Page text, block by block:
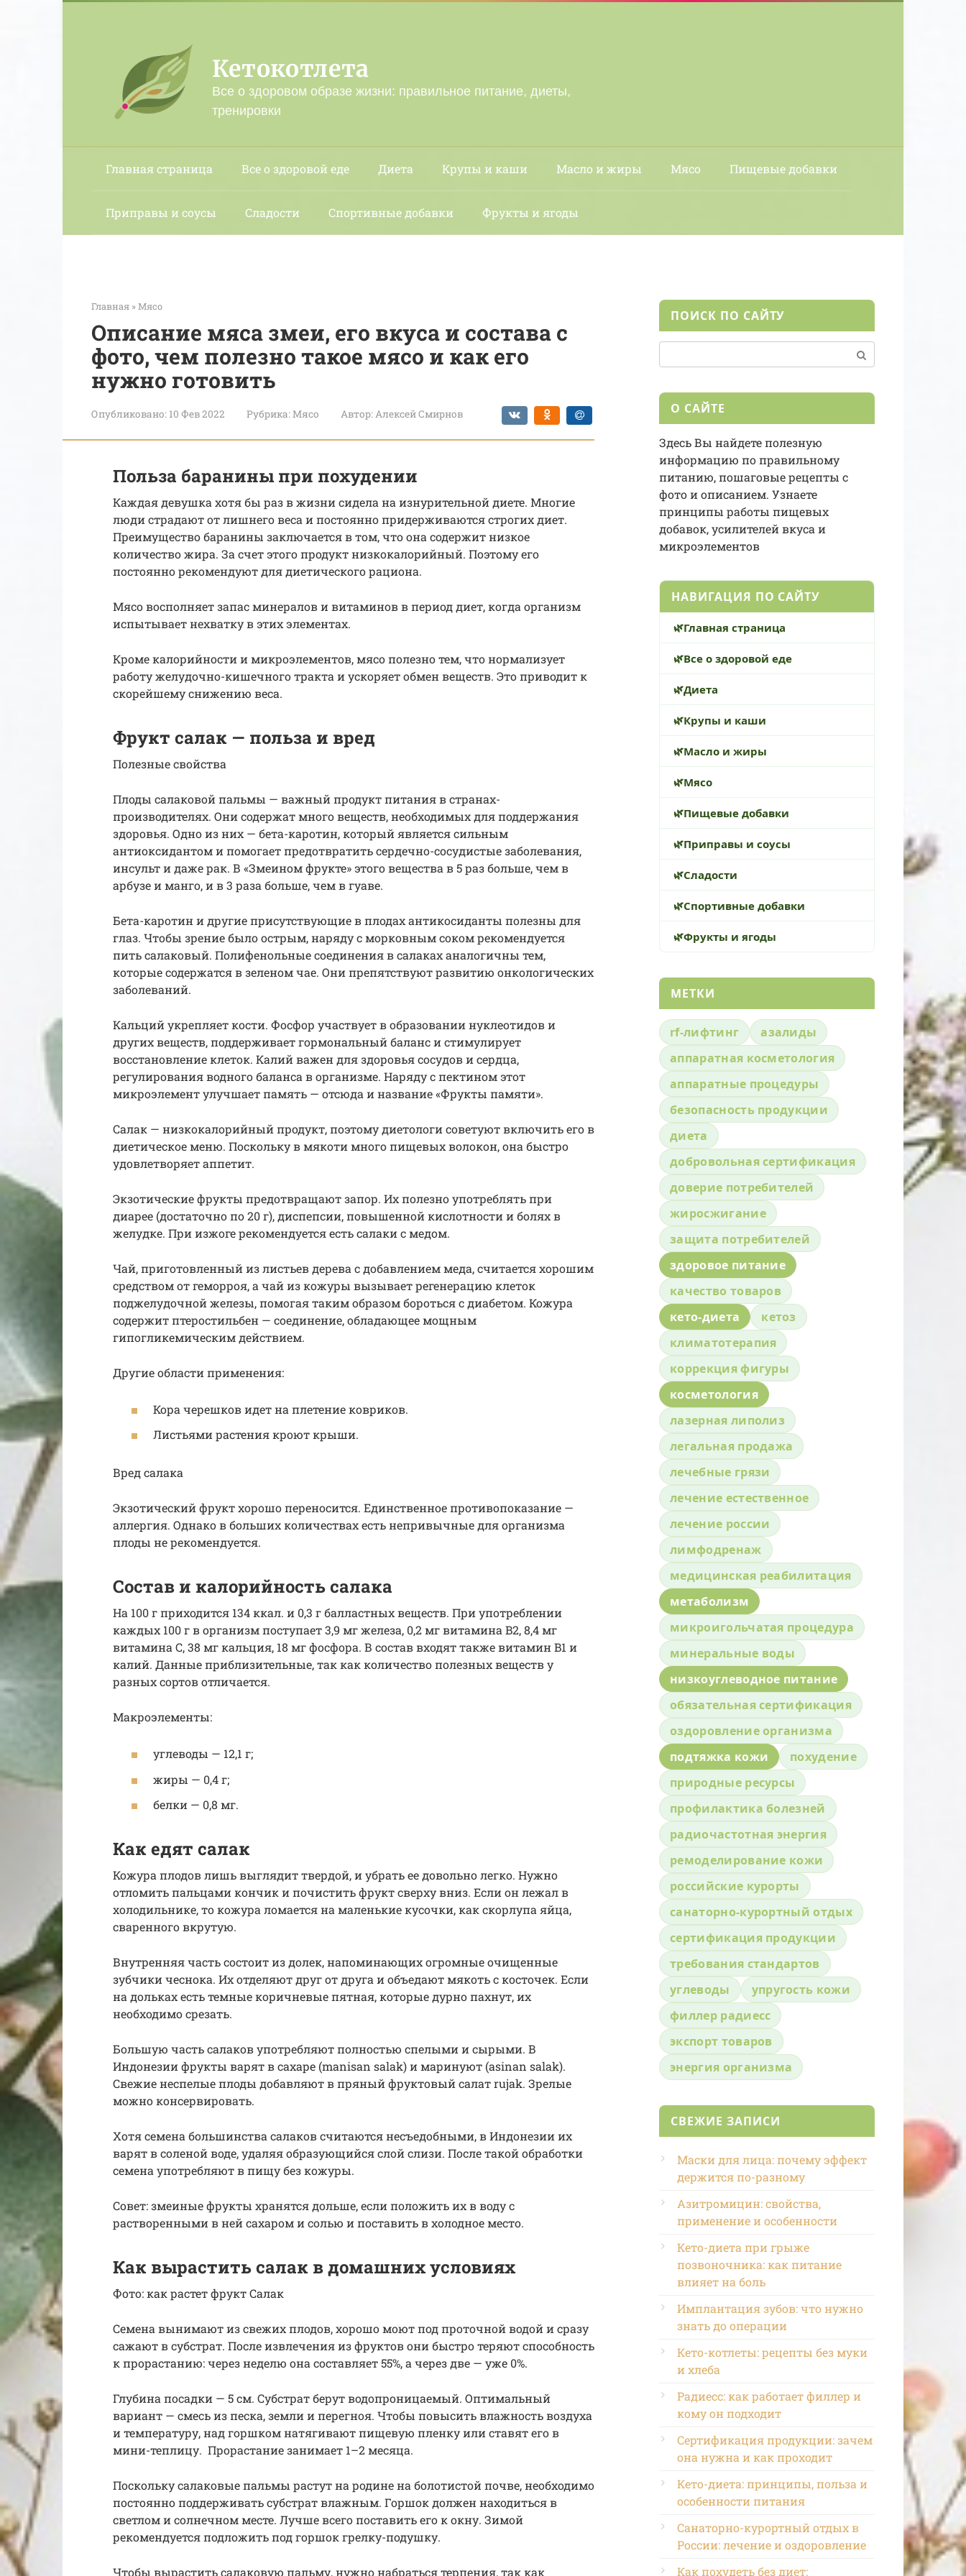
Кетокотлета
Все о здоровом образе жизни: правильное питание, диеты,
тренировки
Главная страница Все о здоровой еде Диета Крупы и каши Масло и жиры Мясо Пищевые добавки
Приправы и соусы Сладости Спортивные добавки Фрукты и ягоды
Главная »Мясо
Описание мяса змеи, его вкуса и состава с
фото, чем полезно такое мясо и как его
нужно готовить
Опубликовано: 10 Фев 2022 Рубрика:Мясо Автор:Алексей Смирнов
Польза баранины при похудении
Каждая девушка хотя бы раз в жизни сидела на изнурительной диете. Многие
люди страдают от лишнего веса и постоянно придерживаются строгих диет.
Преимущество баранины заключается в том, что она содержит низкое
количество жира. За счет этого продукт низкокалорийный. Поэтому его
постоянно рекомендуют для диетического рациона.
Мясо восполняет запас минералов и витаминов в период диет, когда организм
испытывает нехватку в этих элементах.
Кроме калорийности и микроэлементов, мясо полезно тем, что нормализует
работу желудочно-кишечного тракта и ускоряет обмен веществ. Это приводит к
скорейшему снижению веса.
Фрукт салак — польза и вред
Полезные свойства
Плоды салаковой пальмы — важный продукт питания в странах-
производителях. Они содержат много веществ, необходимых для поддержания
здоровья. Одно из них — бета-каротин, который является сильным
антиоксидантом и помогает предотвратить сердечно-сосудистые заболевания,
инсульт и даже рак. В «Змеином фрукте» этого вещества в 5 раз больше, чем в
арбузе и манго, и в 3 раза больше, чем в гуаве.
Бета-каротин и другие присутствующие в плодах антикосиданты полезны для
глаз. Чтобы зрение было острым, наряду с морковным соком рекомендуется
пить салаковый. Полифенольные соединения в салаках аналогичны тем,
которые содержатся в зеленом чае. Они препятствуют развитию онкологических
заболеваний.
Кальций укрепляет кости. Фосфор участвует в образовании нуклеотидов и
других веществ, поддерживает гормональный баланс и стимулирует
восстановление клеток. Калий важен для здоровья сосудов и сердца,
регулирования водного баланса в организме. Наряду с пектином этот
микроэлемент улучшает память — отсюда и название «Фрукты памяти».
Салак — низкокалорийный продукт, поэтому диетологи советуют включить его в
диетическое меню. Поскольку в мякоти много пищевых волокон, она быстро
удовлетворяет аппетит.
Экзотические фрукты предотвращают запор. Их полезно употреблять при
диарее (достаточно по 20 г), диспепсии, повышенной кислотности и болях в
желудке. При изжоге рекомендуется есть салаки с медом.
Чай, приготовленный из листьев дерева с добавлением меда, считается хорошим
средством от геморроя, а чай из кожуры вызывает регенерацию клеток
поджелудочной железы, помогая таким образом бороться с диабетом. Кожура
содержит птеростильбен — соединение, обладающее мощным
гипогликемическим действием.
Другие области применения:
Кора черешков идет на плетение ковриков.
Листьями растения кроют крыши.
Вред салака
Экзотический фрукт хорошо переносится. Единственное противопоказание —
аллергия. Однако в больших количествах есть непривычные для организма
плоды не рекомендуется.
Состав и калорийность салака
На 100 г приходится 134 ккал. и 0,3 г балластных веществ. При употреблении
каждых 100 г в организм поступает 3,9 мг железа, 0,2 мг витамина B2, 8,4 мг
витамина C, 38 мг кальция, 18 мг фосфора. В состав входят также витамин B1 и
калий. Данные приблизительные, так как количество полезных веществ у
разных сортов отличается.
Макроэлементы:
углеводы — 12,1 г;
жиры — 0,4 г;
белки — 0,8 мг.
Как едят салак
Кожура плодов лишь выглядит твердой, и убрать ее довольно легко. Нужно
отломить пальцами кончик и почистить фрукт сверху вниз. Если он лежал в
холодильнике, то кожура ломается на маленькие кусочки, как скорлупа яйца,
сваренного вкрутую.
Внутренняя часть состоит из долек, напоминающих огромные очищенные
зубчики чеснока. Их отделяют друг от друга и объедают мякоть с косточек. Если
на дольках есть темные коричневые пятная, которые дурно пахнут, их
необходимо срезать.
Большую часть салаков употребляют полностью спелыми и сырыми. В
Индонезии фрукты варят в сахаре (manisan salak) и маринуют (asinan salak).
Свежие неспелые плоды добавляют в пряный фруктовый салат rujak. Зрелые
можно консервировать.
Хотя семена большинства салаков считаются несъедобными, в Индонезии их
варят в соленой воде, удаляя образующийся слой слизи. После такой обработки
семена употребляют в пищу без кожуры.
Совет: змеиные фрукты хранятся дольше, если положить их в воду с
растворенными в ней сахаром и солью и поставить в холодное место.
Как вырастить салак в домашних условиях
Фото: как растет фрукт Салак
Семена вынимают из свежих плодов, хорошо моют под проточной водой и сразу
сажают в субстрат. После извлечения из фруктов они быстро теряют способность
к прорастанию: через неделю она составляет 55%, а через две — уже 0%.
Глубина посадки — 5 см. Субстрат берут водопроницаемый. Оптимальный
вариант — смесь из песка, земли и перегноя. Чтобы повысить влажность воздуха
и температуру, над горшком натягивают пищевую пленку или ставят его в
мини-теплицу. Прорастание занимает 1–2 месяца.
Поскольку салаковые пальмы растут на родине на болотистой почве, необходимо
постоянно поддерживать субстрат влажным. Горшок должен находиться в
светлом и солнечном месте. Лучше всего поставить его к окну. Зимой
рекомендуется подложить под горшок грелку-подушку.
Чтобы вырастить салаковую пальму, нужно набраться терпения, так как
ПОИСК ПО САЙТУ
О САЙТЕ
Здесь Вы найдете полезную
информацию по правильному
питанию, пошаговые рецепты с
фото и описанием. Узнаете
принципы работы пищевых
добавок, усилителей вкуса и
микроэлементов
НАВИГАЦИЯ ПО САЙТУ
Главная страница
Все о здоровой еде
Диета
Крупы и каши
Масло и жиры
Мясо
Пищевые добавки
Приправы и соусы
Сладости
Спортивные добавки
Фрукты и ягоды
МЕТКИ
rf-лифтинг
азалиды
аппаратная косметология
аппаратные процедуры
безопасность продукции
диета
добровольная сертификация
доверие потребителей
жиросжигание
защита потребителей
здоровое питание
качество товаров
кето-диета
кетоз
климатотерапия
коррекция фигуры
косметология
лазерная липолиз
легальная продажа
лечебные грязи
лечение естественное
лечение россии
лимфодренаж
медицинская реабилитация
метаболизм
микроигольчатая процедура
минеральные воды
низкоуглеводное питание
обязательная сертификация
оздоровление организма
подтяжка кожи
похудение
природные ресурсы
профилактика болезней
радиочастотная энергия
ремоделирование кожи
российские курорты
санаторно-курортный отдых
сертификация продукции
требования стандартов
углеводы
упругость кожи
филлер радиесс
экспорт товаров
энергия организма
СВЕЖИЕ ЗАПИСИ
Маски для лица: почему эффект
держится по-разному
Азитромицин: свойства,
применение и особенности
Кето-диета при грыже
позвоночника: как питание
влияет на боль
Имплантация зубов: что нужно
знать до операции
Кето-котлеты: рецепты без муки
и хлеба
Радиесс: как работает филлер и
кому он подходит
Сертификация продукции: зачем
она нужна и как проходит
Кето-диета: принципы, польза и
особенности питания
Санаторно-курортный отдых в
России: лечение и оздоровление
Как похудеть без диет: